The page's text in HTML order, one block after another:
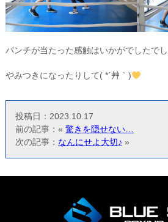
パンチが当たった感触はいかがでしたで
やみつきになったりして( *´艸｀)
投稿日：2023.10.17
前の記事：« 驚きを隠せない…
次の記事： なんにせよ大切♪ »